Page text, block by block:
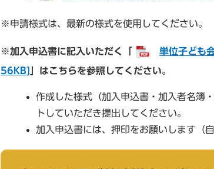
※申請様式は、最新の様式を使用してください。
※加入申込書に記入いただく「 単位子ども
56KB] 」はこちらを参照してください。
作成した様式（加入申込書・加入者名簿
トしていただき提出してください。
加入申込書には、押印をお願いします（